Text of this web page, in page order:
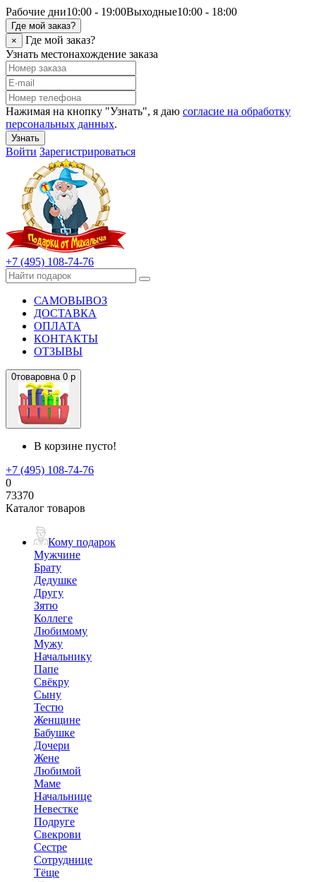
Рабочие дни10:00 - 19:00Выходные10:00 - 18:00
Где мой заказ?
×
Где мой заказ?
Узнать местонахождение заказа
Нажимая на кнопку "Узнать", я даю согласие на обработку
персональных данных.
Узнать
Войти Зарегистрироваться
+7 (495) 108-74-76
САМОВЫВОЗ
ДОСТАВКА
ОПЛАТА
КОНТАКТЫ
ОТЗЫВЫ
0товаровна 0 р
В корзине пусто!
+7 (495) 108-74-76
0
73370
Каталог товаров
Кому подарок
Мужчине
Брату
Дедушке
Другу
Зятю
Коллеге
Любимому
Мужу
Начальнику
Папе
Свёкру
Сыну
Тестю
Женщине
Бабушке
Дочери
Жене
Любимой
Маме
Начальнице
Невестке
Подруге
Свекрови
Сестре
Сотруднице
Тёще